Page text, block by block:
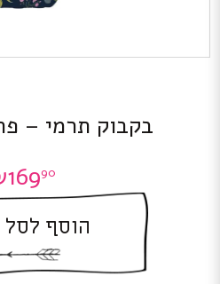
בקבוק תרמי –
16990
הוסף לסל